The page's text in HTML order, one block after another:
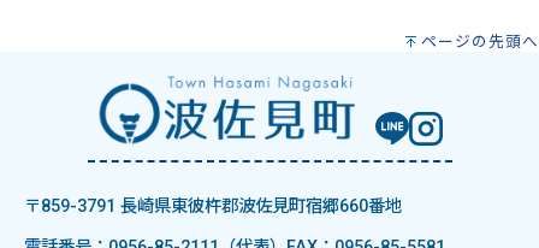
ページの先頭へ
〒859-3791 長崎県東彼杵郡波佐見町宿郷660番地